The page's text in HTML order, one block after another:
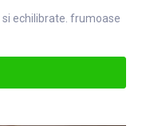
si echilibrate. frumoase